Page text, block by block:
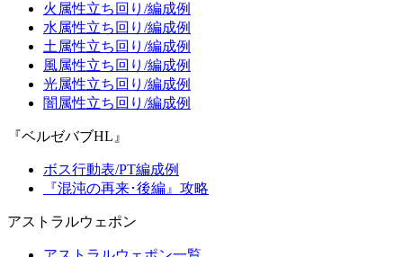
火属性立ち回り/編成例
水属性立ち回り/編成例
土属性立ち回り/編成例
風属性立ち回り/編成例
光属性立ち回り/編成例
闇属性立ち回り/編成例
『ベルゼバブHL』
ボス行動表/PT編成例
『混沌の再来･後編』攻略
アストラルウェポン